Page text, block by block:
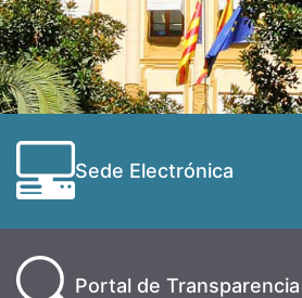
Sede Electrónica
Portal de Transparencia